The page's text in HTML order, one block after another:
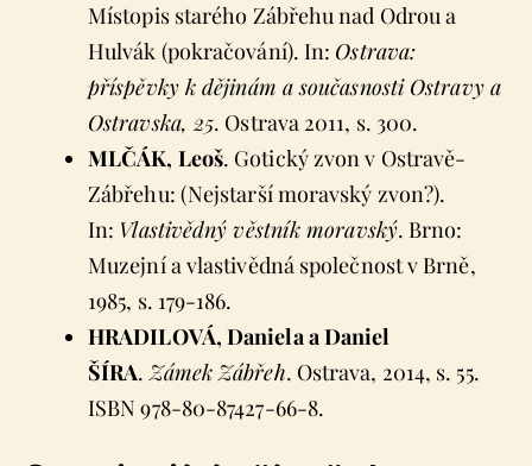
Místopis starého Zábřehu nad Odrou a
Hulvák (pokračování). In: Ostrava:
příspěvky k dějinám a současnosti Ostravy a
Ostravska, 25. Ostrava 2011, s. 300.
MLČÁK, Leoš. Gotický zvon v Ostravě-
Zábřehu: (Nejstarší moravský zvon?).
In: Vlastivědný věstník moravský. Brno:
Muzejní a vlastivědná společnost v Brně,
1985, s. 179-186.
HRADILOVÁ, Daniela a Daniel
ŠÍRA.Zámek Zábřeh. Ostrava, 2014, s. 55.
ISBN 978-80-87427-66-8.